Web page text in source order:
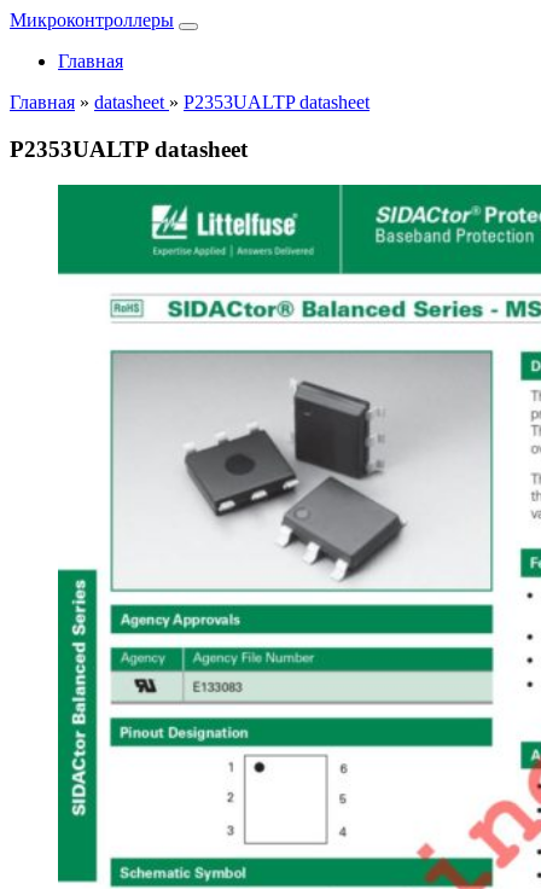
Микроконтроллеры
Главная
Главная » datasheet » P2353UALTP datasheet
P2353UALTP datasheet